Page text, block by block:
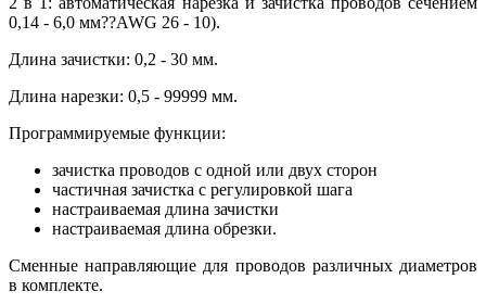
0,14 - 6,0 мм??AWG 26 - 10).
Длина зачистки: 0,2 - 30 мм.
Длина нарезки: 0,5 - 99999 мм.
Программируемые функции:
зачистка проводов с одной или двух сторон
частичная зачистка с регулировкой шага
настраиваемая длина зачистки
настраиваемая длина обрезки.
Сменные направляющие для проводов различных диаметров
в комплекте.